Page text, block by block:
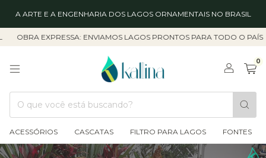
A ARTE E A ENGENHARIA DOS LAGOS ORNAMENTAIS NO BRASIL
EXPRESSA: ENVIAMOS LAGOS PRONTOS PARA TODO O PAÍS
0
ACESSÓRIOS CASCATAS FILTRO PARA LAGOS FONTES